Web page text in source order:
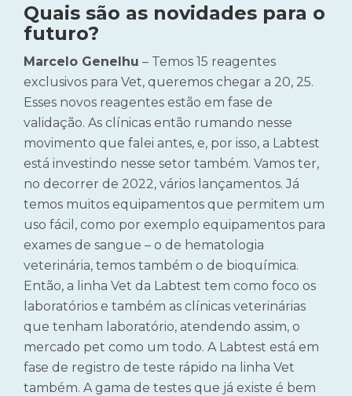
Quais são as novidades para o
futuro?
Marcelo Genelhu – Temos 15 reagentes
exclusivos para Vet, queremos chegar a 20, 25.
Esses novos reagentes estão em fase de
validação. As clínicas então rumando nesse
movimento que falei antes, e, por isso, a Labtest
está investindo nesse setor também. Vamos ter,
no decorrer de 2022, vários lançamentos. Já
temos muitos equipamentos que permitem um
uso fácil, como por exemplo equipamentos para
exames de sangue – o de hematologia
veterinária, temos também o de bioquímica.
Então, a linha Vet da Labtest tem como foco os
laboratórios e também as clínicas veterinárias
que tenham laboratório, atendendo assim, o
mercado pet como um todo. A Labtest está em
fase de registro de teste rápido na linha Vet
também. A gama de testes que já existe é bem